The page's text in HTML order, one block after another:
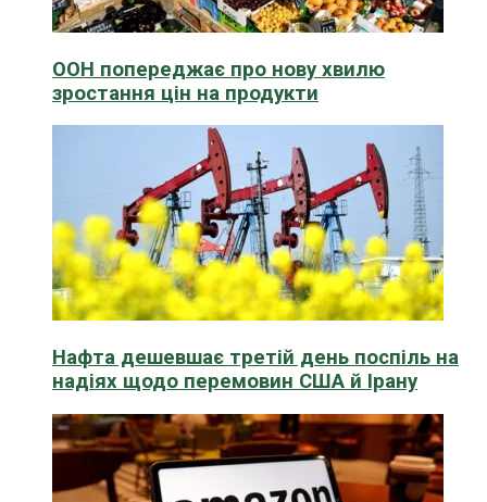
ООН попереджає про нову хвилю
зростання цін на продукти
Нафта дешевшає третій день поспіль на
надіях щодо перемовин США й Ірану